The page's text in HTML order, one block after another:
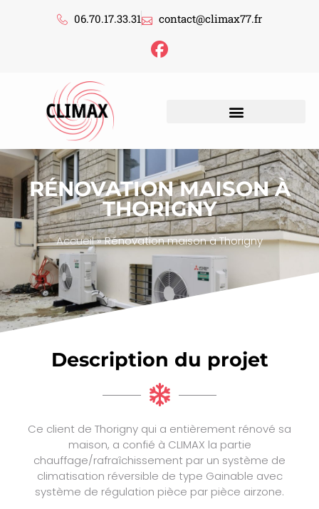
06.70.17.33.31 contact@climax77.fr
RÉNOVATION MAISON À
THORIGNY
Accueil»Rénovation maison à Thorigny
Description du projet
Ce client de Thorigny qui a entièrement rénové sa
maison, a confié à CLIMAX la partie
chauffage/rafraîchissement par un système de
climatisation réversible de type Gainable avec
système de régulation pièce par pièce airzone.